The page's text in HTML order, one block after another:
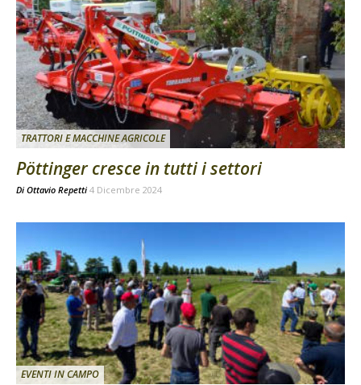
TRATTORI E MACCHINE AGRICOLE
Pöttinger cresce in tutti i settori
Di Ottavio Repetti 4 Dicembre 2024
EVENTI IN CAMPO